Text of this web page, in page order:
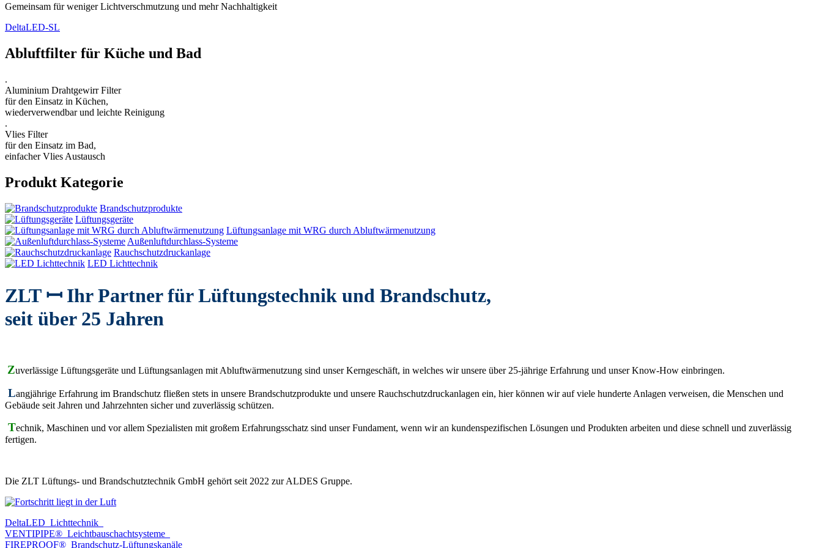
Gemeinsam für weniger Lichtverschmutzung und mehr Nachhaltigkeit
DeltaLED-SL
Abluftfilter für Küche und Bad
.
Aluminium Drahtgewirr Filter
für den Einsatz in Küchen,
wiederverwendbar und leichte Reinigung
.
Vlies Filter
für den Einsatz im Bad,
einfacher Vlies Austausch
Produkt Kategorie
Brandschutzprodukte
Lüftungsgeräte
Lüftungsanlage mit WRG durch Abluftwärmenutzung
Außenluftdurchlass-Systeme
Rauchschutzdruckanlage
LED Lichttechnik
ZLT ꟷ Ihr Partner für Lüftungstechnik und Brandschutz,
seit über 25 Jahren
Zuverlässige Lüftungsgeräte und Lüftungsanlagen mit Abluftwärmenutzung sind unser Kerngeschäft, in welches wir unsere über 25-jährige Erfahrung und unser Know-How einbringen.
Langjährige Erfahrung im Brandschutz fließen stets in unsere Brandschutzprodukte und unsere Rauchschutzdruckanlagen ein, hier können wir auf viele hunderte Anlagen verweisen, die Menschen und
Gebäude seit Jahren und Jahrzehnten sicher und zuverlässig schützen.
Technik, Maschinen und vor allem Spezialisten mit großem Erfahrungsschatz sind unser Fundament, wenn wir an kundenspezifischen Lösungen und Produkten arbeiten und diese schnell und zuverlässig
fertigen.
Die ZLT Lüftungs- und Brandschutztechnik GmbH gehört seit 2022 zur ALDES Gruppe.
DeltaLED Lichttechnik
VENTIPIPE® Leichtbauschachtsysteme
FIREPROOF® Brandschutz-Lüftungskanäle